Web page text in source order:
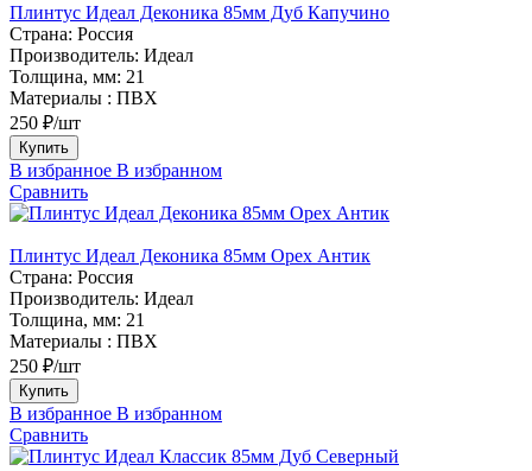
Плинтус Идеал Деконика 85мм Дуб Капучино
Страна: Россия
Производитель: Идеал
Толщина, мм: 21
Материалы : ПВХ
250 ₽/шт
Купить
В избранное В избранном
Сравнить
Плинтус Идеал Деконика 85мм Орех Антик
Страна: Россия
Производитель: Идеал
Толщина, мм: 21
Материалы : ПВХ
250 ₽/шт
Купить
В избранное В избранном
Сравнить